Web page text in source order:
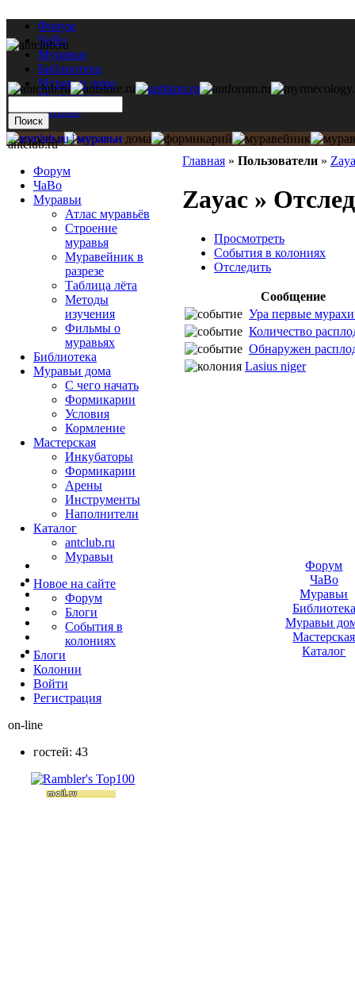
Форум
ЧаВо
Муравьи
Библиотека
Муравьи дома
Мастерская
Каталог
Главная » Пользователи »
Zayac »
Просмотреть
События в колониях
Отследить
Сообщение
Ура первые
Количество
Обнаружен
Lasius niger
antclub.ru
Форум
ЧаВо
Муравьи
Атлас муравьёв
Строение
муравья
Муравейник в
разрезе
Таблица лёта
Методы
изучения
Фильмы о
муравьях
Библиотека
Муравьи дома
С чего начать
Формикарии
Условия
Кормление
Мастерская
Инкубаторы
Формикарии
Арены
Инструменты
Наполнители
Каталог
antclub.ru
Муравьи
Новое на сайте
Форум
Блоги
События в
колониях
Блоги
Колонии
Войти
Peгиcтpaция
on-line
гостей: 43
Форум
ЧаВо
Муравьи
Библиотека
Муравьи
Мастерская
Каталог